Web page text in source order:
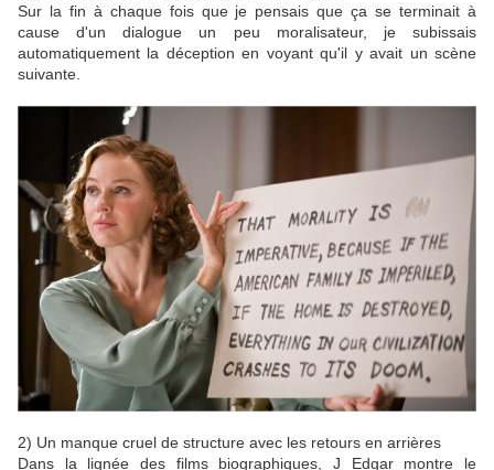
Sur la fin à chaque fois que je pensais que ça se terminait à
cause d'un dialogue un peu moralisateur, je subissais
automatiquement la déception en voyant qu'il y avait un scène
suivante.
2) Un manque cruel de structure avec les retours en arrières
Dans la lignée des films biographiques, J Edgar montre le